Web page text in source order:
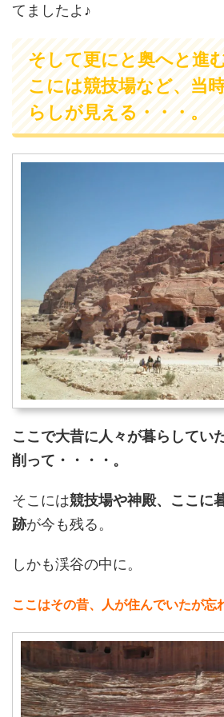
てましたよ♪
そして更にと奥へと進
こには競技場など、当
らしが見える・・・。
ここで大昔に人々が暮らしてい
削って・・・・。
そこには競技場や神殿、ここに
跡が今も残る。
しかも渓谷の中に。
ここはその昔、人が住んでいたが忘